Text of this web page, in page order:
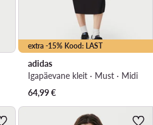
extra -15% Kood: LAST
adidas
Igapäevane kleit · Must · Midi
64,99€